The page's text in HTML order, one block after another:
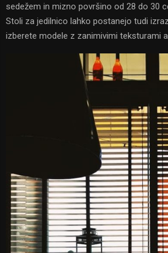
sedežem in mizno površino od 28 do 30
Stoli za jedilnico lahko postanejo tudi
izberete modele z zanimivimi teksturami